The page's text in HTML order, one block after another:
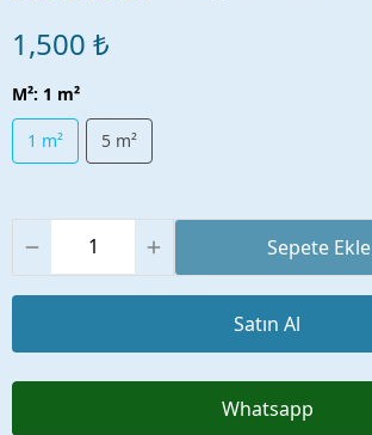
1,500 ₺
M²: 1 m²
1 m² 5 m²
Sepete Ekle
Satın Al
Whatsapp